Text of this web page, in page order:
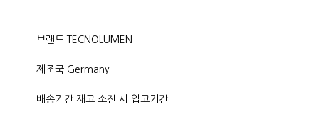
브랜드 TECNOLUMEN
제조국 Germany
배송기간 재고 소진 시 입고기간